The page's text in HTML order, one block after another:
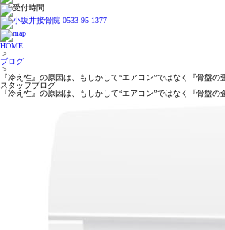
HOME
>
ブログ
>
『冷え性』の原因は、もしかして“エアコン”ではなく『骨盤
スタッフブログ
『冷え性』の原因は、もしかして“エアコン”ではなく『骨盤